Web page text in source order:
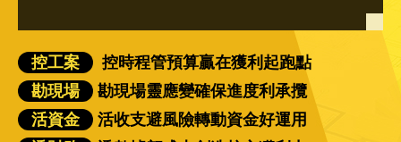
控工案
控時程管預算贏在獲利起跑點
勘現場
勘現場靈應變確保進度利承攬
活資金
活收支避風險轉動資金好運用